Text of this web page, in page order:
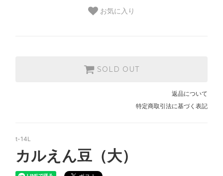
お気に入り
SOLD OUT
返品について
特定商取引法に基づく表記
t-14L
カルえん豆（大）